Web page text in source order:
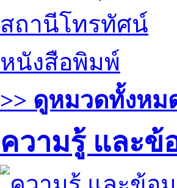
สถานีโทรทัศน์
หนังสือพิมพ์
>> ดูหมวดทั้งหม
ความรู้ และ